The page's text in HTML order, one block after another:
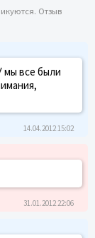
Отзыв
мы все были
14.04.2012 15:02
31.01.2012 22:06